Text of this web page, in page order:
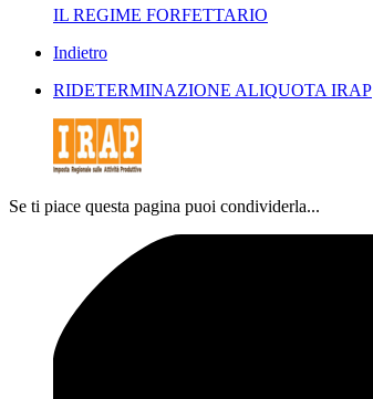
IL REGIME FORFETTARIO
Indietro
RIDETERMINAZIONE ALIQUOTA IRAP
Se ti piace questa pagina puoi condividerla...